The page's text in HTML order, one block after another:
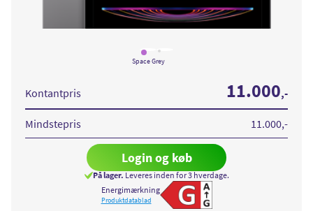
Læs
mere
Space
Space Grey
Læs
mere
Silver
11.000,-
Kontantpris
Mindstepris 11.000,-
Login og køb
På lager.Leveres inden for 3 hverdage.
Energimærkning
Produktdatablad Vis detaljeret